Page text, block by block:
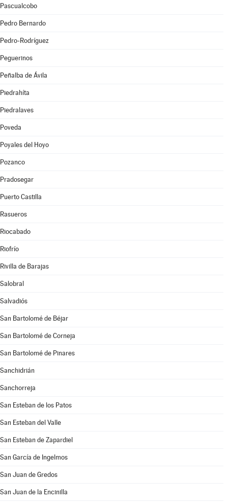
Pascualcobo
Pedro Bernardo
Pedro-Rodríguez
Peguerinos
Peñalba de Ávila
Piedrahíta
Piedralaves
Poveda
Poyales del Hoyo
Pozanco
Pradosegar
Puerto Castilla
Rasueros
Riocabado
Riofrío
Rivilla de Barajas
Salobral
Salvadiós
San Bartolomé de Béjar
San Bartolomé de Corneja
San Bartolomé de Pinares
Sanchidrián
Sanchorreja
San Esteban de los Patos
San Esteban del Valle
San Esteban de Zapardiel
San García de Ingelmos
San Juan de Gredos
San Juan de la Encinilla